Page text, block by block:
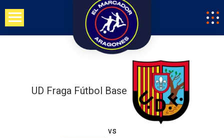
Saltar
contenido
UD Fraga Fútbol Base
vs